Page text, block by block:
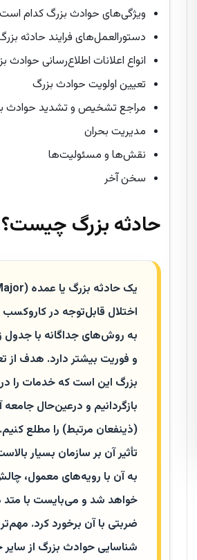
ویژگی‌های حوادث بزرگ کدام
دستورالعمل‌های فرایند حادثه
انواع اعلانات اطلاع‌رسانی حوادث
تعیین اولویت حوادث بزرگ
مراجع تشخیص و تشدید حوادث
مدیریت بحران
نقش‌ها و مسئولیت‌ها
سخن آخر
حادثه بزرگ چیست؟
اختلال قابل‌توجه در
به روش‌های جداگانه با جدول
و فوریت بیشتر دارد. هدف از
بزرگ این است که خدمات را
بازگردانیم و درعین‌حال جامعه
(ذینفعان مرتبط) را مطلع
تأثیر آن بر سازمان بسیار
به آن با رویه‌های معمول،
خواهد شد و می‌بایست با متد
ضربتی با آن برخورد کرد.
شناسایی حوادث بزرگ از سایر